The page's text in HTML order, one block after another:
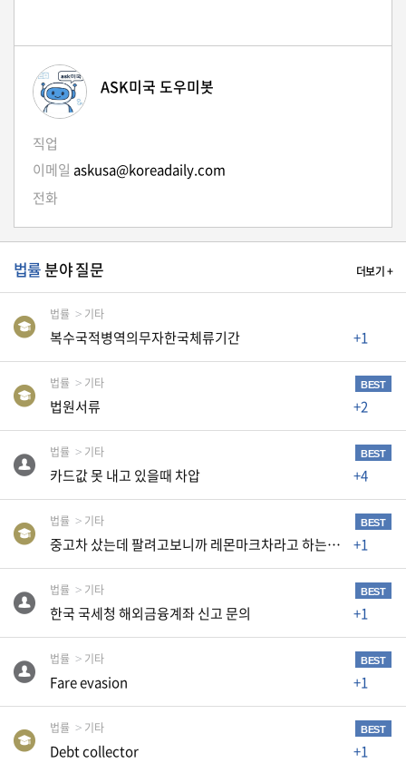
문
하
기
공
지
사
S
K
미
이
용
안
내
인
ASK미국 도우미봇
직업
이메일 askusa@koreadaily.com
전화
법률분야 질문 더보기 +
법률 기타
복수국적병역의무자한국체류기간 +1
법률 기타 BEST
법원서류 +2
법률 기타 BEST
카드값 못 내고 있을때 차압 +4
법률 기타 BEST
중고차 샀는데 팔려고보니까 레몬마크차라고 하는데 딜러한테 사기당한거 같아요 +1
법률 기타 BEST
한국 국세청 해외금융계좌 신고 문의 +1
법률 기타 BEST
Fare evasion +1
법률 기타 BEST
Debt collector +1